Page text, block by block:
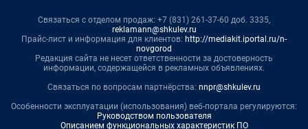
Связаться с отделом продаж: +7 (831) 261-37-60 доб. 3335,
reklamann@shkulev.ru
Прайс-лист и информация для клиентов: http://mediakit.iportal.ru/n-
novgorod
Редакция сайта не несет ответственности за достоверность
информации, содержащейся в рекламных объявлениях.
Связаться по вопросам партнёрства: nnpr@shkulev.ru
Особенности эксплуатации (использования) веб-портала регулируются:
Руководством пользователя
Описанием функциональных характеристик ПО